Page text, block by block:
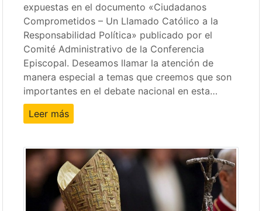
expuestas en el documento «Ciudadanos
Comprometidos – Un Llamado Católico a la
Responsabilidad Política» publicado por el
Comité Administrativo de la Conferencia
Episcopal. Deseamos llamar la atención de
manera especial a temas que creemos que son
importantes en el debate nacional en esta…
Leer más